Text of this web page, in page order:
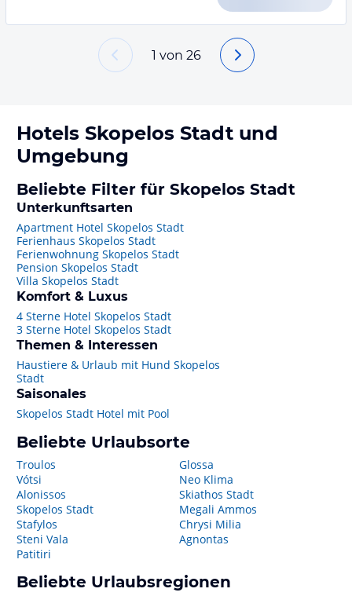
1 von 26
Hotels Skopelos Stadt und
Umgebung
Beliebte Filter für Skopelos Stadt
Unterkunftsarten
Apartment Hotel Skopelos Stadt
Ferienhaus Skopelos Stadt
Ferienwohnung Skopelos Stadt
Pension Skopelos Stadt
Villa Skopelos Stadt
Komfort & Luxus
4 Sterne Hotel Skopelos Stadt
3 Sterne Hotel Skopelos Stadt
Themen & Interessen
Haustiere & Urlaub mit Hund Skopelos
Stadt
Saisonales
Skopelos Stadt Hotel mit Pool
Beliebte Urlaubsorte
Troulos
Vótsi
Alonissos
Skopelos Stadt
Stafylos
Steni Vala
Patitiri
Glossa
Neo Klima
Skiathos Stadt
Megali Ammos
Chrysi Milia
Agnontas
Beliebte Urlaubsregionen